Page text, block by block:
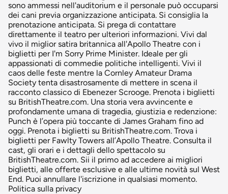
sono ammessi nell'auditorium e il personale può occuparsi
dei cani previa organizzazione anticipata. Si consiglia la
prenotazione anticipata. Si prega di contattare
direttamente il teatro per ulteriori informazioni. Vivi dal
vivo il miglior satira britannica all'Apollo Theatre con i
biglietti per I'm Sorry Prime Minister. Ideale per gli
appassionati di commedie politiche intelligenti. Vivi il
caos delle feste mentre la Cornley Amateur Drama
Society tenta disastrosamente di mettere in scena il
racconto classico di Ebenezer Scrooge. Prenota i biglietti
su BritishTheatre.com. Una storia vera avvincente e
profondamente umana di tragedia, giustizia e redenzione:
Punch è l’opera più toccante di James Graham fino ad
oggi. Prenota i biglietti su BritishTheatre.com. Trova i
biglietti per Fawlty Towers all’Apollo Theatre. Consulta il
cast, gli orari e i dettagli dello spettacolo su
BritishTheatre.com. Sii il primo ad accedere ai migliori
biglietti, alle offerte esclusive e alle ultime novità sul West
End. Puoi annullare l'iscrizione in qualsiasi momento.
Politica sulla privacy